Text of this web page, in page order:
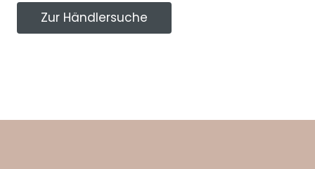
Zur Händlersuche